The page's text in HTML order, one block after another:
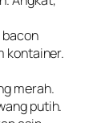
bacon
kontainer.
merah.
putih.